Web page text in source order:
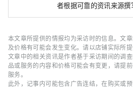
者根据可靠的资讯来源撰
本文章所提供的情报均为采访时的信息。文
及价格有可能会发生变化。请以店铺实际所提
文章中的相关资讯是作者基于采访期间的调
品或服务的内容和价格可能会有变更，请提
服务。
此外，记事内可能包含广告连结，在购买或